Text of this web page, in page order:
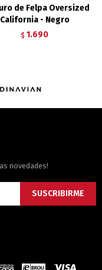
de Felpa Oversized
California - Negro
$ 1.690
novedades!
SUSCRIBIRME